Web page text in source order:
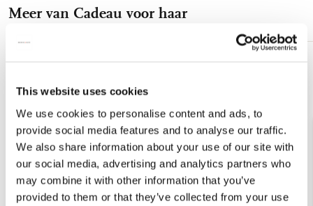
This website uses cookies
We use cookies to personalise content and ads, to
provide social media features and to analyse our traffic.
We also share information about your use of our site with
our social media, advertising and analytics partners who
may combine it with other information that you’ve
provided to them or that they’ve collected from your use
mail
Meer van Cadeau voor haar